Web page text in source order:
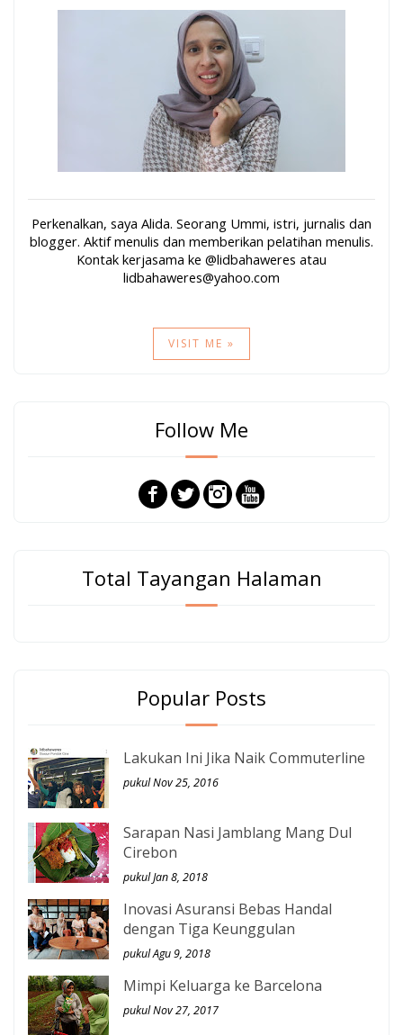
Perkenalkan, saya Alida. Seorang Ummi, istri, jurnalis dan
blogger. Aktif menulis dan memberikan pelatihan menulis.
Kontak kerjasama ke @lidbahaweres atau
lidbahaweres@yahoo.com
VISIT ME »
Follow Me
Total Tayangan Halaman
Popular Posts
Lakukan Ini Jika Naik Commuterline
pukul Nov 25, 2016
Sarapan Nasi Jamblang Mang Dul
Cirebon
pukul Jan 8, 2018
Inovasi Asuransi Bebas Handal
dengan Tiga Keunggulan
pukul Agu 9, 2018
Mimpi Keluarga ke Barcelona
pukul Nov 27, 2017